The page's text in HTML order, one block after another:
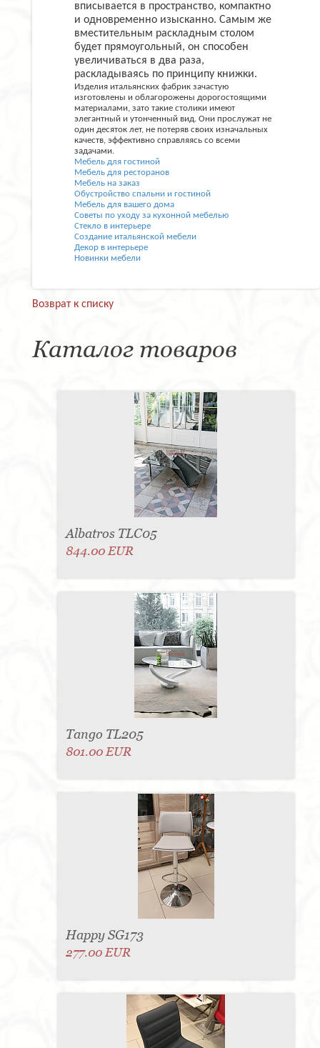
вписывается в пространство, компактно
и одновременно изысканно. Самым же
вместительным раскладным столом
будет прямоугольный, он способен
увеличиваться в два раза,
раскладываясь по принципу книжки.
Изделия итальянских фабрик зачастую
изготовлены и облагорожены дорогостоящими
материалами, зато такие столики имеют
элегантный и утонченный вид. Они прослужат не
один десяток лет, не потеряв своих изначальных
качеств, эффективно справляясь со всеми
задачами.
Мебель для гостиной
Мебель для ресторанов
Мебель на заказ
Обустройство спальни и гостиной
Мебель для вашего дома
Советы по уходу за кухонной мебелью
Стекло в интерьере
Создание итальянской мебели
Декор в интерьере
Новинки мебели
Возврат к списку
Каталог товаров
Albatros TLC05
844.00 EUR
Tango TL205
801.00 EUR
Happy SG173
277.00 EUR